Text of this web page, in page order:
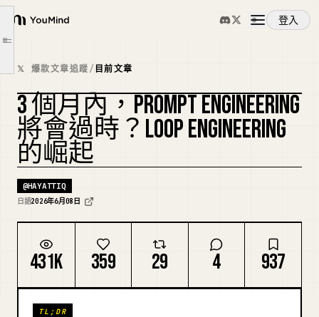
YouMind
登入
概覽
使用案例
技能
提示詞
下載
文章大綱
我現在正透過運行循環來將工作委派給 AI。
便利性的另一面 — 深不可測的程式碼與放棄思考
結論
我們正在建立一個 AI 活用社群！
𝕏 爆款文章追蹤/ 目前文章
複刻封面
3 個月內，PROMPT ENGINEERING
將會過時？LOOP ENGINEERING
的崛起
@HAYATTIQ
日語2026年6月08日
431K 359 29 4 937
TL;DR